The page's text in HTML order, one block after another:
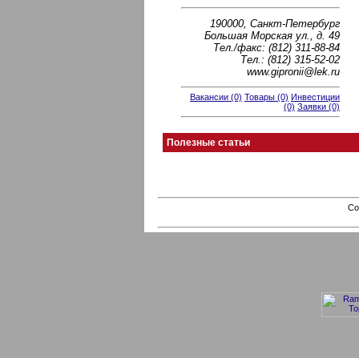
190000, Санкт-Петербург
Большая Морская ул., д. 49
Тел./факс: (812) 311-88-84
Тел.: (812) 315-52-02
www.gipronii@lek.ru
Вакансии (0) Товары (0) Инвестиции
(0) Заявки (0)
Полезные статьи